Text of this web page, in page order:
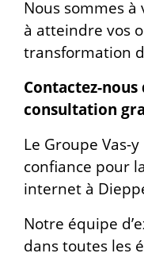
Nous sommes
à atteindre vos
transformation
Contactez-
consultation
Le Groupe Vas-
confiance pour
internet à
Notre équipe
dans toutes les